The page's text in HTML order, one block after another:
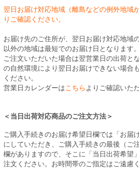
翌日お届け対応地域（離島などの例外地域
りご確認ください。
お届け先のご住所が、翌日お届け対応地域
以外の地域は最短でのお届け日となります
ご注文いただいた場合は翌営業日の出荷と
の自然環境により翌日お届けできない場合
ください。
営業日カレンダーはこちらよりご確認いた
＜当日出荷対応商品のご注文方法＞
ご購入手続きのお届け希望日欄では「お届
にしていただき、ご購入手続きの最後（ご
欄がありますので、そこに「当日出荷希望
注文ください。お時間帯のご指定はご遠慮く